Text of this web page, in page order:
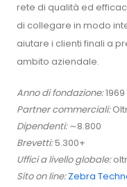
rete di qualità ed
di collegare in modo
aiutare i clienti finali a
ambito aziendale.
Anno di fondazione:1969
Partner commerciali:
Dipendenti:∼8.800
Brevetti:5.300+
Uffici a livello globale:
Sito on line: Zebra